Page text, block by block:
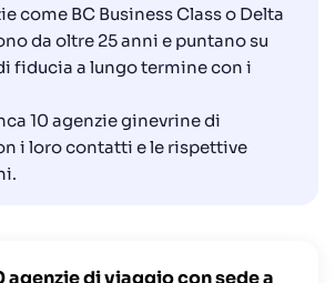
come BC Business Class o Delta
da oltre 25 anni e puntano su
fiducia a lungo termine con i
10 agenzie ginevrine di
i loro contatti e le rispettive
agenzie di viaggio con sede a